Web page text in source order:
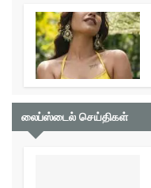
லைப்ஸ்டைல் செய்திகள்